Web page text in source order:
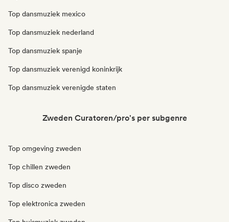
Top dansmuziek mexico
Top dansmuziek nederland
Top dansmuziek spanje
Top dansmuziek verenigd koninkrijk
Top dansmuziek verenigde staten
Zweden Curatoren/pro's per subgenre
Top omgeving zweden
Top chillen zweden
Top disco zweden
Top elektronica zweden